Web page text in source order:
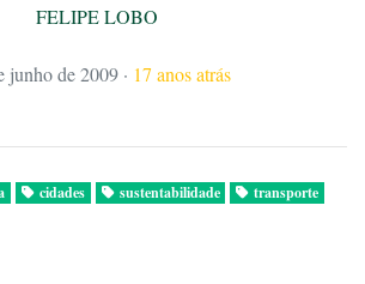
FELIPE LOBO
junho de 2009 · 17 anos atrás
cidades sustentabilidade transporte